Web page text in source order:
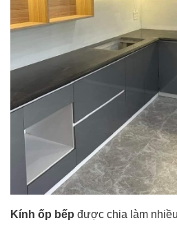
Kính ốp bếp được chia làm